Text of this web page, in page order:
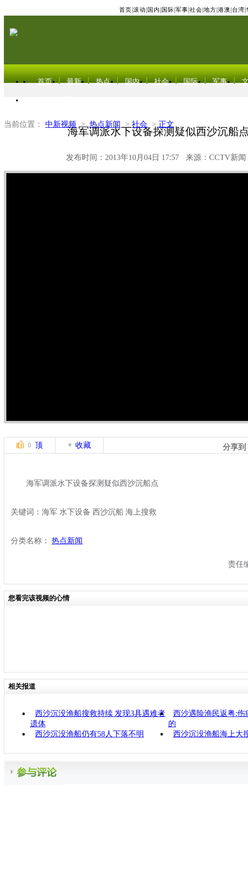
首页 滚动 国内 国际 军事 社会 地方 港澳 台湾
首页 最新 热点 国内 社会 国际 军事
当前位置： 中新视频 > 热点新闻 > 社会 > 正文
海军调派水下设备探测疑似西沙沉船点
发布时间：2013年10月04日 17:57 来源：CCTV新闻
0 顶 收藏 分享到
海军调派水下设备探测疑似西沙沉船点
关键词：海军 水下设备 西沙沉船 海上搜救
分类名称： 热点新闻
责任
您看完该视频的心情
相关报道
西沙沉没渔船搜救持续 发现3具遇难者
遗体
西沙遇险渔民返粤:伤
的
西沙沉没渔船仍有58人下落不明
西沙沉没渔船海上大